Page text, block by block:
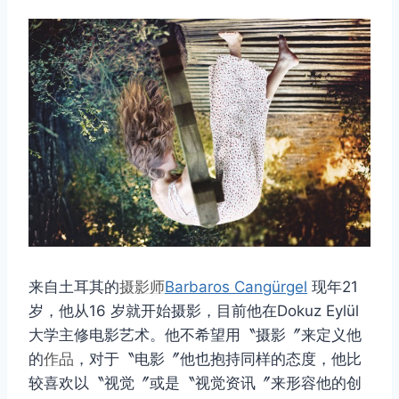
来自土耳其的摄影师Barbaros Cangürgel 现年21
岁，他从16 岁就开始摄影，目前他在Dokuz Eylül
大学主修电影艺术。他不希望用〝摄影〞来定义他
的作品 ，对于〝电影〞他也抱持同样的态度，他比
较喜欢以〝视觉〞或是​​〝视觉资讯〞来形容他的创